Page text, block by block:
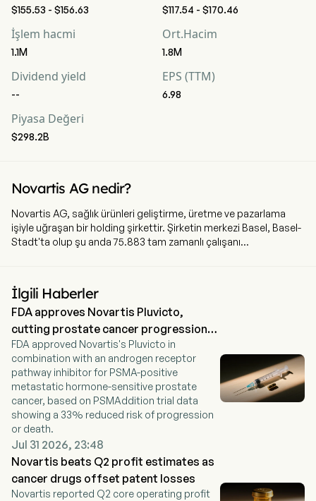
$155.53 - $156.63 $117.54 - $170.46
İşlem hacmi
1.1M
Ort.Hacim
1.8M
Dividend yield
--
EPS (TTM)
6.98
Piyasa Değeri
$298.2B
Novartis AG nedir?
Novartis AG, sağlık ürünleri geliştirme, üretme ve pazarlama
işiyle uğraşan bir holding şirkettir. Şirketin merkezi Basel, Basel-
Stadt'ta olup şu anda 75.883 tam zamanlı çalışanı
farmasötik maddeleri (API), biyobenzerleri ve oftalmolojik
ürünleri geliştirir, üretir ve pazarlar. Şirket, immünoloji,
dermatoloji, kanser, oftalmoloji, nörobilimler, solunum,
kardiyovasküler, böbrek ve metabolizma alanlarında tedavilerde
bilim ve dijital teknolojileri kullanmaktadır. Şirketin iş faaliyetleri,
kan basıncı, kanser ve diğer rahatsızlıklar için yenilikçi patent
korumalı reçeteli ilaçları içeren Innovative Medicines (Yenilikçi
İlaçlar) ve jenerik ilaçlar ile biyobenzerleri içeren Sandoz olmak
üzere iki bölüme ayrılmıştır.
İlgili Haberler
FDA approves Novartis Pluvicto,
cutting prostate cancer progression
risk 33%
FDA approved Novartis's Pluvicto in
combination with an androgen receptor
pathway inhibitor for PSMA-positive
metastatic hormone-sensitive prostate
cancer, based on PSMAddition trial data
showing a 33% reduced risk of progression
or death.
Jul 31 2026, 23:48
Novartis beats Q2 profit estimates as
cancer drugs offset patent losses
Novartis reported Q2 core operating profit